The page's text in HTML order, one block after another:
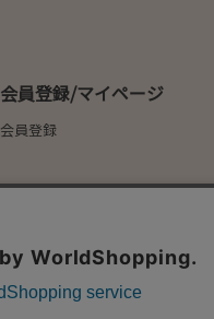
会員登録/マイページ
会員登録